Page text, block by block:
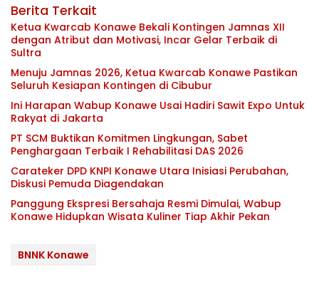
Berita Terkait
Ketua Kwarcab Konawe Bekali Kontingen Jamnas XII
dengan Atribut dan Motivasi, Incar Gelar Terbaik di
Sultra
Menuju Jamnas 2026, Ketua Kwarcab Konawe Pastikan
Seluruh Kesiapan Kontingen di Cibubur
Ini Harapan Wabup Konawe Usai Hadiri Sawit Expo Untuk
Rakyat di Jakarta
PT SCM Buktikan Komitmen Lingkungan, Sabet
Penghargaan Terbaik I Rehabilitasi DAS 2026
Carateker DPD KNPI Konawe Utara Inisiasi Perubahan,
Diskusi Pemuda Diagendakan
Panggung Ekspresi Bersahaja Resmi Dimulai, Wabup
Konawe Hidupkan Wisata Kuliner Tiap Akhir Pekan
BNNK Konawe